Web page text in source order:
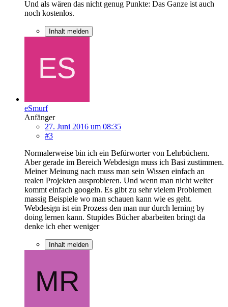
Und als wären das nicht genug Punkte: Das Ganze ist auch
noch kostenlos.
Inhalt melden
eSmurf
Anfänger
27. Juni 2016 um 08:35
#3
Normalerweise bin ich ein Befürworter von Lehrbüchern.
Aber gerade im Bereich Webdesign muss ich Basi zustimmen.
Meiner Meinung nach muss man sein Wissen einfach an
realen Projekten ausprobieren. Und wenn man nicht weiter
kommt einfach googeln. Es gibt zu sehr vielem Problemen
massig Beispiele wo man schauen kann wie es geht.
Webdesign ist ein Prozess den man nur durch lerning by
doing lernen kann. Stupides Bücher abarbeiten bringt da
denke ich eher weniger
Inhalt melden